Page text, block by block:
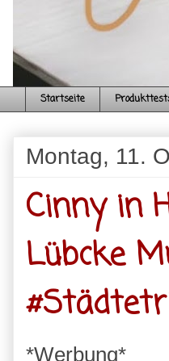
Startseite
Montag, 11.
Cinny in
Lübcke
*Werbung*